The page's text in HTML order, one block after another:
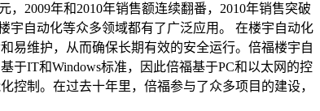
2009年和2010年销售额连续翻番，2010年销售突破
宇自动化等众多领域都有了广泛应用。 在楼宇自动化
易维护，从而确保长期有效的安全运行。倍福楼宇自
于IT和Windows标准，因此倍福基于PC和以太网的控
制。在过去十年里，倍福参与了众多项目的建设，